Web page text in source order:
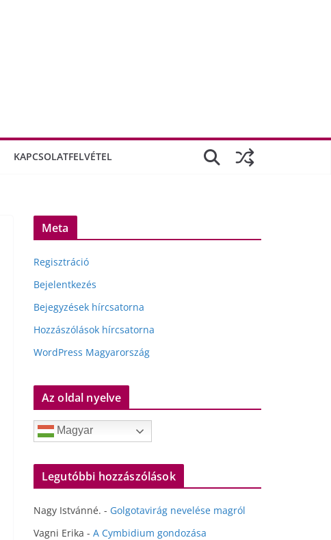
KAPCSOLATFELVÉTEL
Meta
Regisztráció
Bejelentkezés
Bejegyzések hírcsatorna
Hozzászólások hírcsatorna
WordPress Magyarország
Az oldal nyelve
Magyar
Legutóbbi hozzászólások
Nagy Istvánné. - Golgotavirág nevelése magról
Vagni Erika - A Cymbidium gondozása